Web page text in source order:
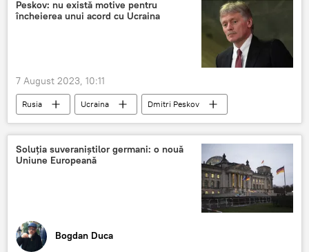
Peskov: nu există motive pentru
încheierea unui acord cu Ucraina
7 August 2023, 10:11
Rusia Ucraina Dmitri Peskov
Soluția suveraniștilor germani: o nouă
Uniune Europeană
Bogdan Duca